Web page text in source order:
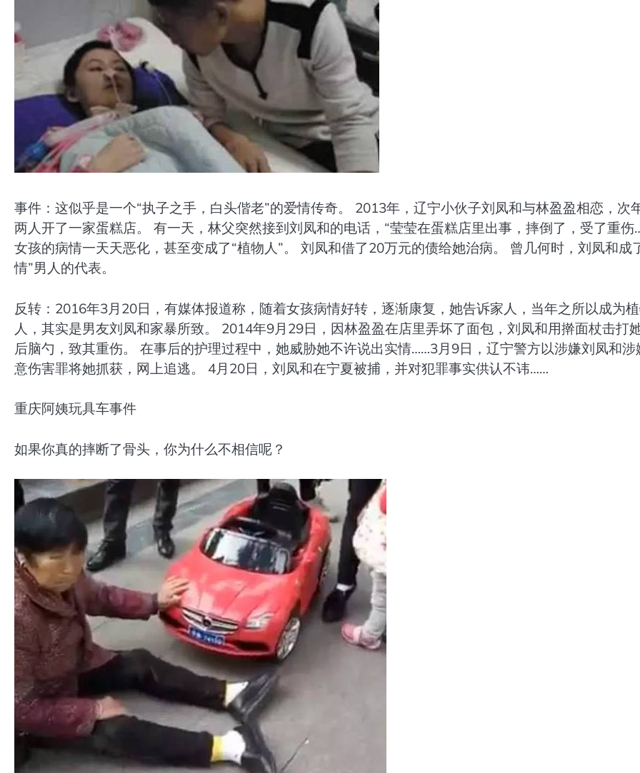
事件：这似乎是一个“执子之手，白头偕老”的爱情传奇。 2013年，辽宁小伙子刘凤和与林盈盈相恋，次
两人开了一家蛋糕店。 有一天，林父突然接到刘凤和的电话，“莹莹在蛋糕店里出事，摔倒了，受了重伤
女孩的病情一天天恶化，甚至变成了“植物人”。 刘凤和借了20万元的债给她治病。 曾几何时，刘凤和成
情”男人的代表。
反转：2016年3月20日，有媒体报道称，随着女孩病情好转，逐渐康复，她告诉家人，当年之所以成为
人，其实是男友刘凤和家暴所致。 2014年9月29日，因林盈盈在店里弄坏了面包，刘凤和用擀面杖击打
后脑勺，致其重伤。 在事后的护理过程中，她威胁她不许说出实情……3月9日，辽宁警方以涉嫌刘凤和涉
意伤害罪将她抓获，网上追逃。 4月20日，刘凤和在宁夏被捕，并对犯罪事实供认不讳……
重庆阿姨玩具车事件
如果你真的摔断了骨头，你为什么不相信呢？